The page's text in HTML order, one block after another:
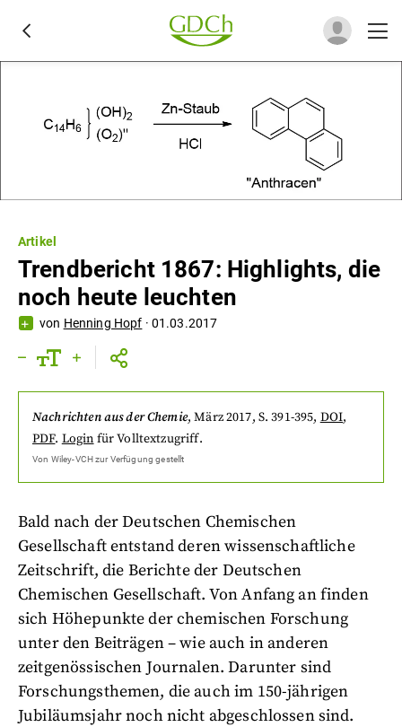
Artikel
Trendbericht 1867: Highlights, die
noch heute leuchten
von Henning Hopf · 01.03.2017
Nachrichten aus der Chemie,März 2017, S. 391-395, DOI,
PDF. Login für Volltextzugriff.
Von Wiley-VCHzur Verfügung gestellt
Bald nach der Deutschen Chemischen
Gesellschaft entstand deren wissenschaftliche
Zeitschrift, die Berichte der Deutschen
Chemischen Gesellschaft. Von Anfang an finden
sich Höhepunkte der chemischen Forschung
unter den Beiträgen – wie auch in anderen
zeitgenössischen Journalen. Darunter sind
Forschungsthemen, die auch im 150-jährigen
Jubiläumsjahr noch nicht abgeschlossen sind.